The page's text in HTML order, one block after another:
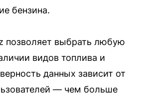
бензина.
позволяет выбрать любую
видов топлива и
данных зависит от
— чем больше